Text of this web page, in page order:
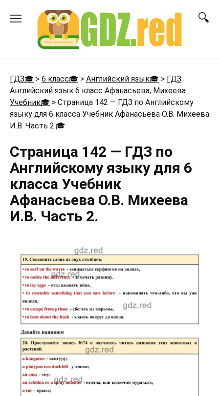
ГДЗ🎓 > 6 класс🎓 > Английский язык🎓 > ГДЗ
Английский язык 6 класс Афанасьева, Михеева
Учебник🎓 > Страница 142 — ГДЗ по Английскому
языку для 6 класса Учебник Афанасьева О.В. Михеева
И.В. Часть 2.🎓
Страница 142 — ГДЗ по
Английскому языку для 6
класса Учебник
Афанасьева О.В. Михеева
И.В. Часть 2.